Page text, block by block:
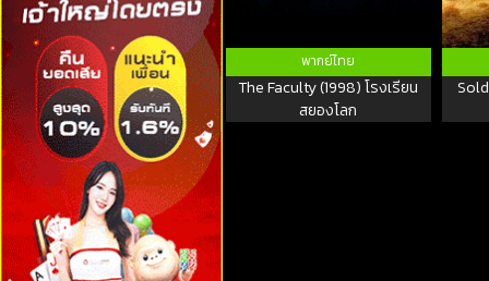
พากย์ไทย
The Faculty (1998) โรงเรียน
สยองโลก